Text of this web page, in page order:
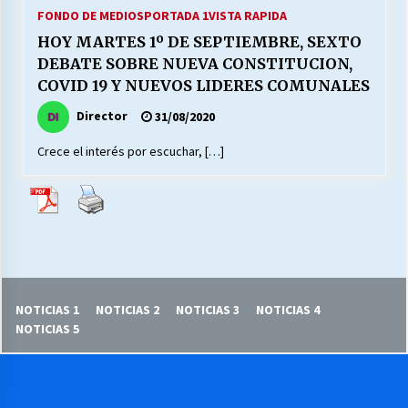
MUNICIPALIDAD, TRABAJADORES, CLIMA
LABORAL:
13/07/2026
25/06/2026
16/06/2026
FONDO DE MEDIOSPORTADA 1VISTA RAPIDA
HOY MARTES 1º DE SEPTIEMBRE, SEXTO
DEBATE SOBRE NUEVA CONSTITUCION,
COVID 19 Y NUEVOS LIDERES COMUNALES
Director 31/08/2020
Crece el interés por escuchar, […]
NOTICIAS 1 NOTICIAS 2 NOTICIAS 3
NOTICIAS 4
NOTICIAS 5